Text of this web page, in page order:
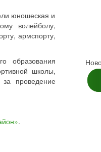
юношеская и
волейболу,
армспорту,
образования
школы,
проведение
.